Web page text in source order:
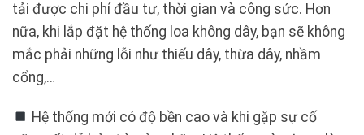
tải được chi phí đầu tư, thời gian và công sức. Hơn
nữa, khi lắp đặt hệ thống loa không dây, bạn sẽ không
mắc phải những lỗi như thiếu dây, thừa dây, nhầm
cổng,…
Hệ thống mới có độ bền cao và khi gặp sự cố